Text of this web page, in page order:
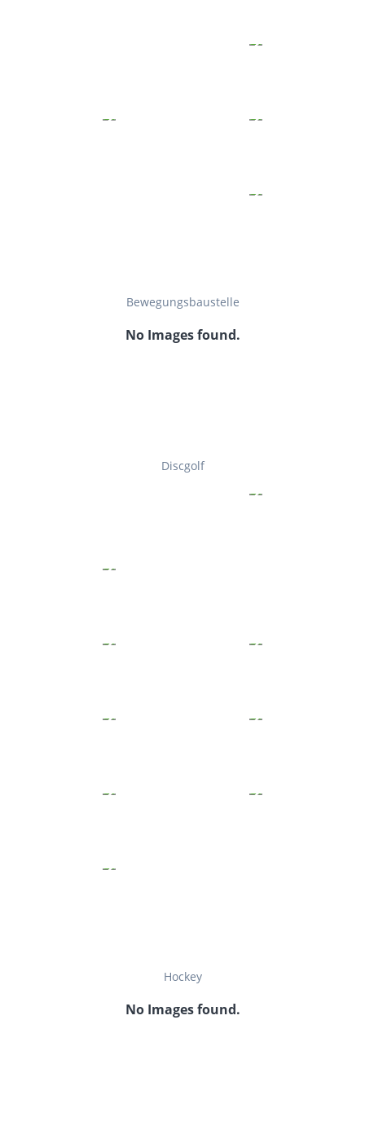
Bewegungsbaustelle
No Images found.
Discgolf
Hockey
No Images found.